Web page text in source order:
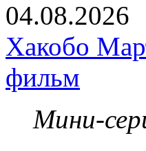
04.08.2026
Хакобо
фильм
Мини-